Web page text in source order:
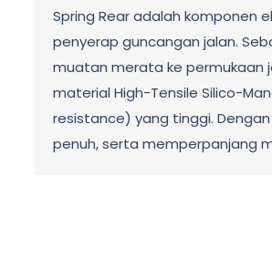
Spring Rear adalah komponen
penyerap guncangan jalan.
muatan merata ke permukaan
material High-Tensile Silico-
resistance) yang tinggi.
penuh, serta memperpanjang